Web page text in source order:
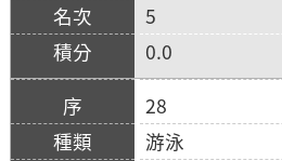
5
0.0
28
游泳